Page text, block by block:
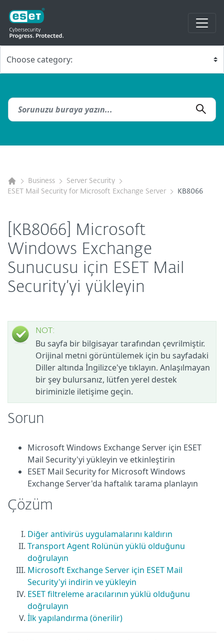
Business
Server Security
ESET Mail Security for Microsoft Exchange Server
KB8066
[KB8066] Microsoft
Windows Exchange
Sunucusu için ESET Mail
Security’yi yükleyin
NOT:
Bu sayfa bir bilgisayar tarafından çevrilmiştir.
Orijinal metni görüntülemek için bu sayfadaki
Diller altında İngilizce'ye tıklayın. Anlaşılmayan
bir şey bulursanız, lütfen yerel destek
biriminizle iletişime geçin.
Sorun
Microsoft Windows Exchange Server için ESET
Mail Security'yi yükleyin ve etkinleştirin
ESET Mail Security for Microsoft Windows
Exchange Server'da haftalık tarama planlayın
Çözüm
Diğer antivirüs uygulamalarını kaldırın
Transport Agent Rolünün yüklü olduğunu
doğrulayın
Microsoft Exchange Server için ESET Mail
Security'yi indirin ve yükleyin
ESET filtreleme aracılarının yüklü olduğunu
doğrulayın
İlk yapılandırma (önerilir)